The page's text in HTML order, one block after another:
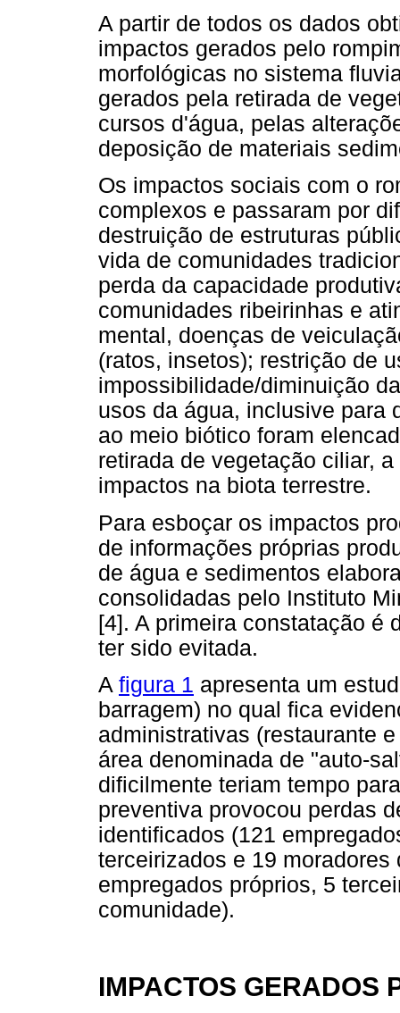
A partir de todos os dados
impactos gerados pelo
morfológicas no sistema
gerados pela retirada de
cursos d'água, pelas
deposição de materiais
Os impactos sociais com o
complexos e passaram por
destruição de estruturas
vida de comunidades
perda da capacidade
comunidades ribeirinhas e
mental, doenças de
(ratos, insetos); restrição de
impossibilidade/diminuição
usos da água, inclusive para
ao meio biótico foram
retirada de vegetação ciliar,
impactos na biota terrestre.
Para esboçar os impactos
de informações próprias
de água e sedimentos
consolidadas pelo Instituto
[4]. A primeira constatação é
ter sido evitada.
A figura 1 apresenta um
barragem) no qual fica
administrativas (restaurante
área denominada de "auto-
dificilmente teriam tempo
preventiva provocou perdas
identificados (121
terceirizados e 19
empregados próprios, 5
comunidade).
IMPACTOS GERADOS